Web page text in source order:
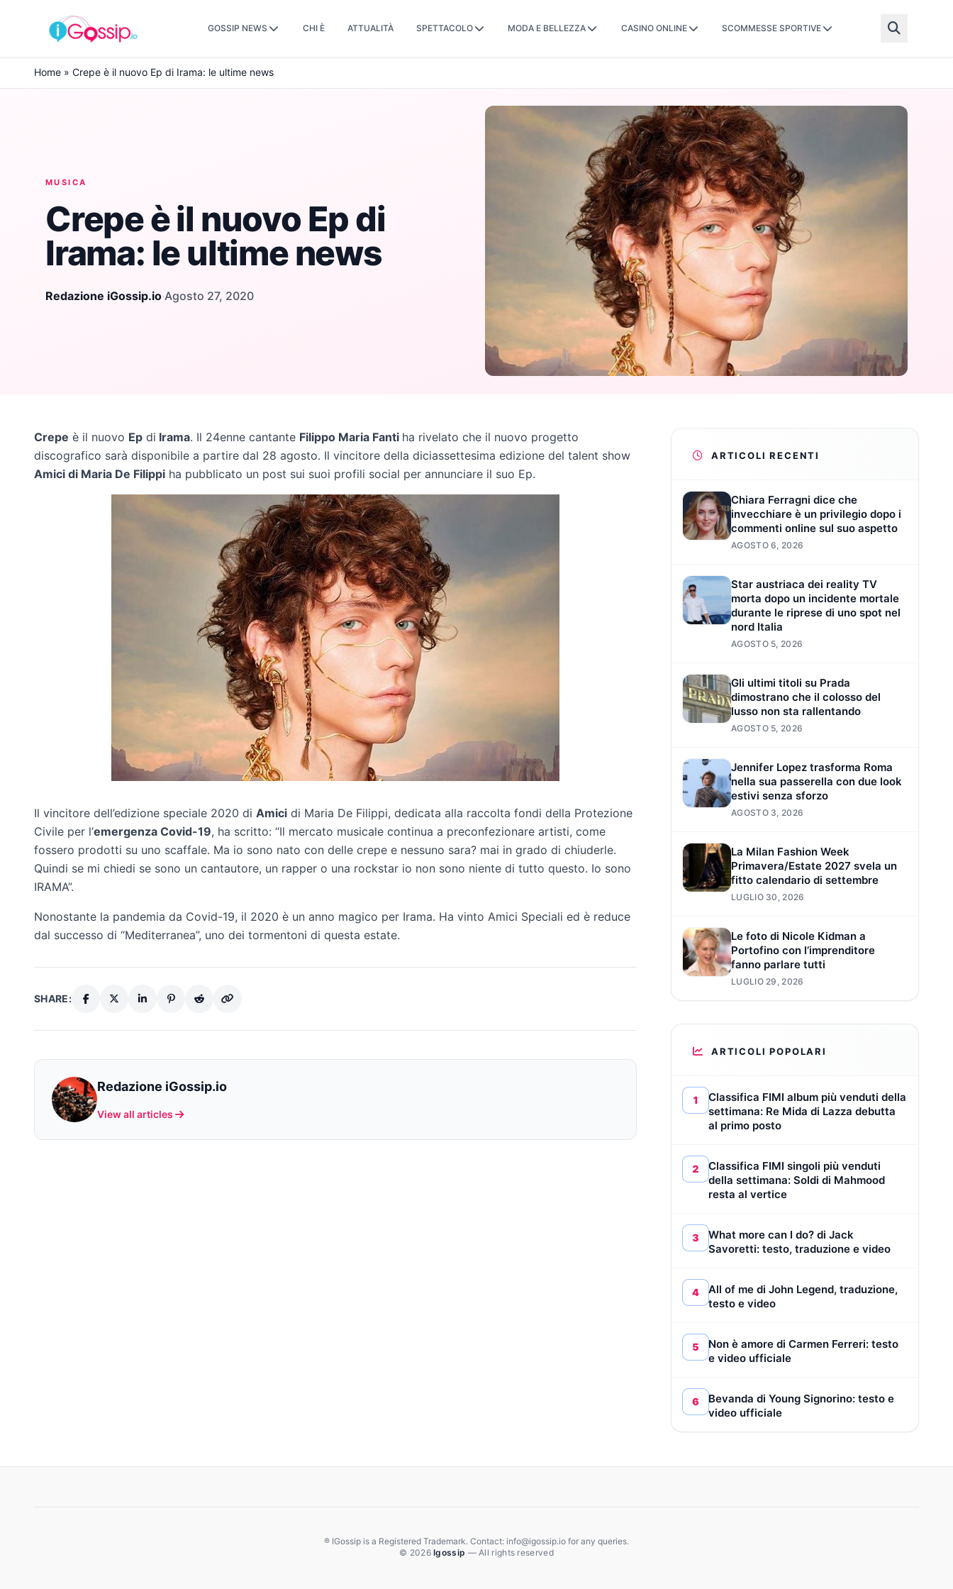
Skip to content
GOSSIP NEWS CHI È ATTUALITÀ SPETTACOLO MODA E BELLEZZA CASINO ONLINE SCOMMESSE SPORTIVE
Home » Crepe è il nuovo Ep di Irama: le ultime news
MUSICA
Crepe è il nuovo Ep di
Irama: le ultime news
Redazione iGossip.io·Agosto 27, 2020
Crepe è il nuovo Ep di Irama. Il 24enne cantante Filippo Maria Fanti ha rivelato che il nuovo progetto
discografico sarà disponibile a partire dal 28 agosto. Il vincitore della diciassettesima edizione del talent show
Amici di Maria De Filippi ha pubblicato un post sui suoi profili social per annunciare il suo Ep.
Il vincitore dell’edizione speciale 2020 di Amici di Maria De Filippi, dedicata alla raccolta fondi della Protezione
Civile per l’emergenza Covid-19, ha scritto: “Il mercato musicale continua a preconfezionare artisti, come
fossero prodotti su uno scaffale. Ma io sono nato con delle crepe e nessuno sara? mai in grado di chiuderle.
Quindi se mi chiedi se sono un cantautore, un rapper o una rockstar io non sono niente di tutto questo. Io sono
IRAMA”.
Nonostante la pandemia da Covid-19, il 2020 è un anno magico per Irama. Ha vinto Amici Speciali ed è reduce
dal successo di “Mediterranea”, uno dei tormentoni di questa estate.
SHARE:
Redazione iGossip.io
View all articles
ARTICOLI RECENTI
Chiara Ferragni dice che
invecchiare è un privilegio dopo i
commenti online sul suo aspetto
AGOSTO 6, 2026
Star austriaca dei reality TV
morta dopo un incidente mortale
durante le riprese di uno spot nel
nord Italia
AGOSTO 5, 2026
Gli ultimi titoli su Prada
dimostrano che il colosso del
lusso non sta rallentando
AGOSTO 5, 2026
Jennifer Lopez trasforma Roma
nella sua passerella con due look
estivi senza sforzo
AGOSTO 3, 2026
La Milan Fashion Week
Primavera/Estate 2027 svela un
fitto calendario di settembre
LUGLIO 30, 2026
Le foto di Nicole Kidman a
Portofino con l’imprenditore
fanno parlare tutti
LUGLIO 29, 2026
ARTICOLI POPOLARI
1
Classifica FIMI album più venduti della
settimana: Re Mida di Lazza debutta
al primo posto
2
Classifica FIMI singoli più venduti
della settimana: Soldi di Mahmood
resta al vertice
3
What more can I do? di Jack
Savoretti: testo, traduzione e video
4
All of me di John Legend, traduzione,
testo e video
5
Non è amore di Carmen Ferreri: testo
e video ufficiale
6
Bevanda di Young Signorino: testo e
video ufficiale
® IGossip is a Registered Trademark. Contact: info@igossip.io for any queries.
© 2026Igossip — All rights reserved